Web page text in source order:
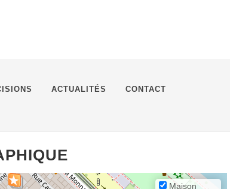
ACTUALITÉS CONTACT
Maison